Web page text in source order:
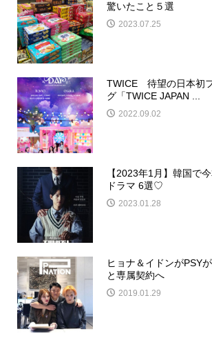
驚いたこと５選
2023.07.25
TWICE 待望の日本初
グ「TWICE JAPAN ...
2022.09.02
【2023年1月】韓国で
ドラマ 6選♡
2023.01.28
ヒョナ＆イドンがPSY
と専属契約へ
2019.01.29